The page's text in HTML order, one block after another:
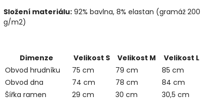
Složení materiálu: 92% bavlna, 8% elastan (gramáž 200
g/m2)
Dimenze Velikost S Velikost M
Velikost L
Obvod hrudníku
75 cm 79 cm
85 cm
Obvod dna
74 cm 78 cm
84 cm
Šířka ramen
29 cm 30 cm
30,5 cm